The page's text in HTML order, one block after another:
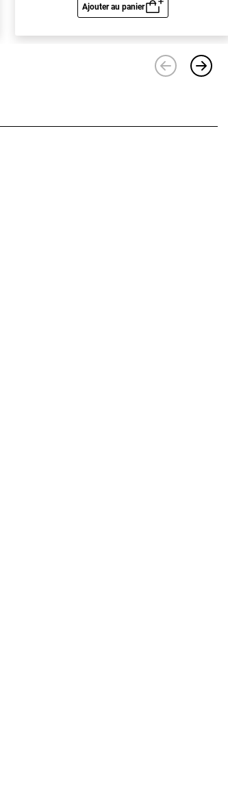
Ajouter au panier
Aperçu rapide